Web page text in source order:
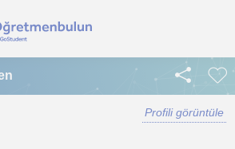
Profili görüntüle